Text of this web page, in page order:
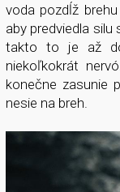
voda pozdĺž
aby predviedla
takto to je až
niekoľkokrát
konečne zasunie
nesie na breh.